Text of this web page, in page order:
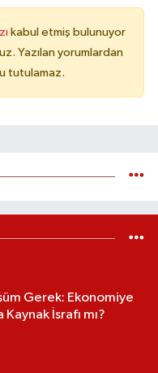
kabul etmiş bulunuyor
Yazılan yorumlardan
tutulamaz.
Gerek: Ekonomiye
İsrafı mı?